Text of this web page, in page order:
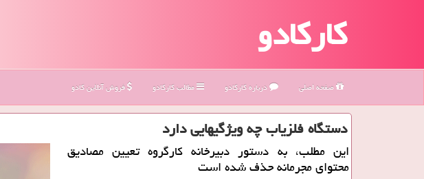
کارکادو
صفحه اصلی درباره كاركادو مطالب كاركادو فروش آنلاین کادو
دستگاه فلزیاب چه ویژگیهایی دارد
این مطلب، به دستور دبیرخانه كارگروه تعیین مصادیق
محتوای مجرمانه حذف شده است